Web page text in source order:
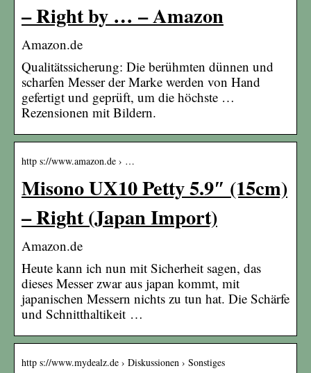
– Right by … – Amazon
Amazon.de
Qualitätssicherung: Die berühmten dünnen und
scharfen Messer der Marke werden von Hand
gefertigt und geprüft, um die höchste …
Rezensionen mit Bildern.
http s://www.amazon.de › …
Misono UX10 Petty 5.9″ (15cm)
– Right (Japan Import)
Amazon.de
Heute kann ich nun mit Sicherheit sagen, das
dieses Messer zwar aus japan kommt, mit
japanischen Messern nichts zu tun hat. Die Schärfe
und Schnitthaltikeit …
http s://www.mydealz.de › Diskussionen › Sonstiges